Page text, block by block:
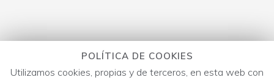
POLÍTICA DE COOKIES
Utilizamos cookies, propias y de terceros, en esta web con